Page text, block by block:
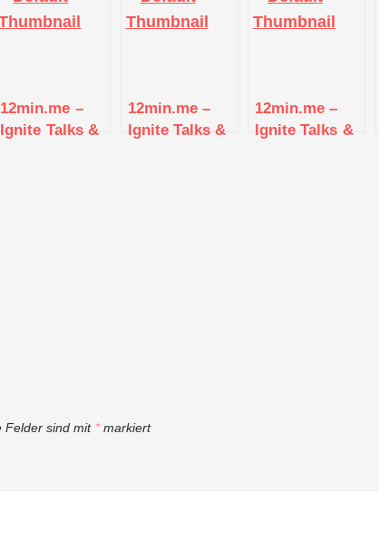
12min.me –
Ignite Talks &
12min.me –
Ignite Talks &
12min.me –
Ignite Talks &
Felder sind mit *markiert